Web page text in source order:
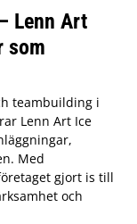
Lenn Art
som
teambuilding i
Lenn Art Ice
Med
gjort is till
och